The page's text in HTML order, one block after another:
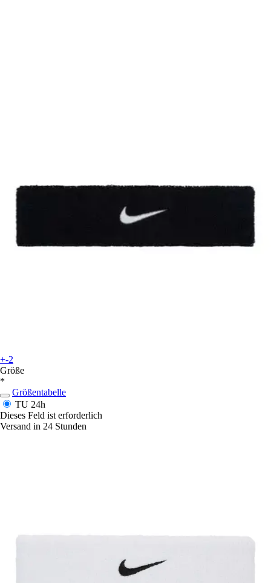
+-2
Größe
*
Größentabelle
TU 24h
Dieses Feld ist erforderlich
Versand in 24 Stunden